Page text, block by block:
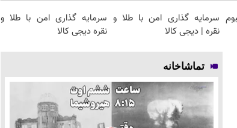
سرمایه گذاری امن با طلا و
نقره | دیجی کالا
سرمایه گذاری امن با طلا و
نقره دیجی کالا
تماشاخانه